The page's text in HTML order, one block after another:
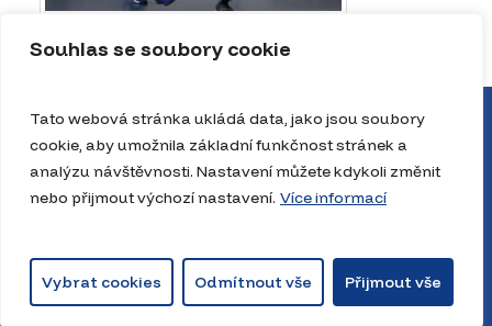
Souhlas se soubory cookie
Tato webová stránka ukládá data, jako jsou soubory
cookie, aby umožnila základní funkčnost stránek a
analýzu návštěvnosti. Nastavení můžete kdykoli změnit
nebo přijmout výchozí nastavení. Více informací
Vybrat cookies Odmítnout vše Přijmout vše
© 2026 JrNBAcz. The Playbook House, JrNBA. Všechna práva vyhrazena.